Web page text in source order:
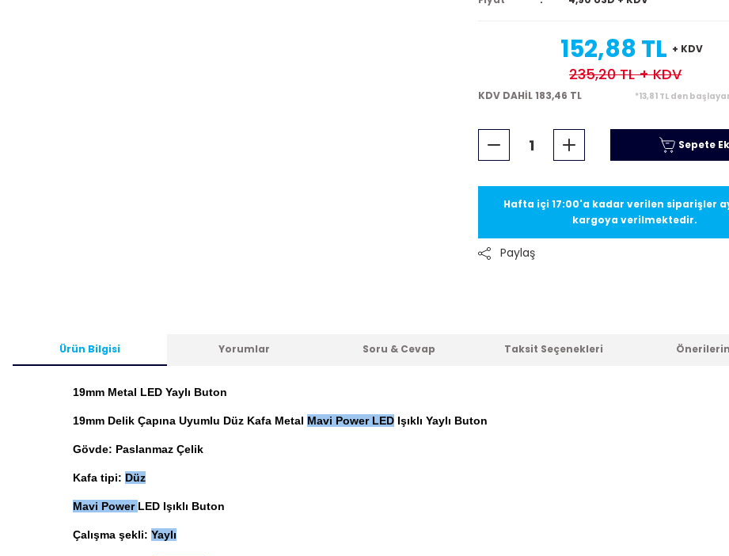
152,88 TL + KDV
235,20 TL+ KDV
KDV DAHİL 183,46 TL *13,81 TL den
Sepete
Hafta içi 17:00'a kadar verilen siparişler
kargoya verilmektedir.
Paylaş
Ürün Bilgisi Yorumlar Soru & Cevap Taksit Seçenekleri
19mm Metal LED Yaylı Buton
19mm Delik Çapına Uyumlu Düz Kafa Metal Mavi Power LED Işıklı Yaylı Buton
Gövde: Paslanmaz Çelik
Kafa tipi: Düz
Mavi Power LED Işıklı Buton
Çalışma şekli: Yaylı